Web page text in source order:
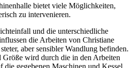
bietet viele Möglichkeiten,
zu intervenieren.
und die unterschiedliche
die Arbeiten von Christiane
aber sensibler Wandlung befinden.
Größe wird durch die in den Arbeiten